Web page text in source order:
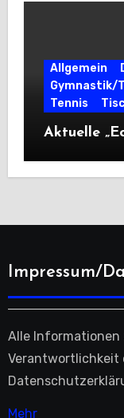
Allgemein
Gymnastik/
Tennis
Aktuelle
Impressum/
Alle Informationen
Verantwortlichkeit
Mehr